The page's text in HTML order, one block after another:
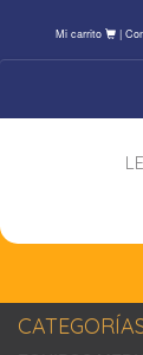
Mi carrito |